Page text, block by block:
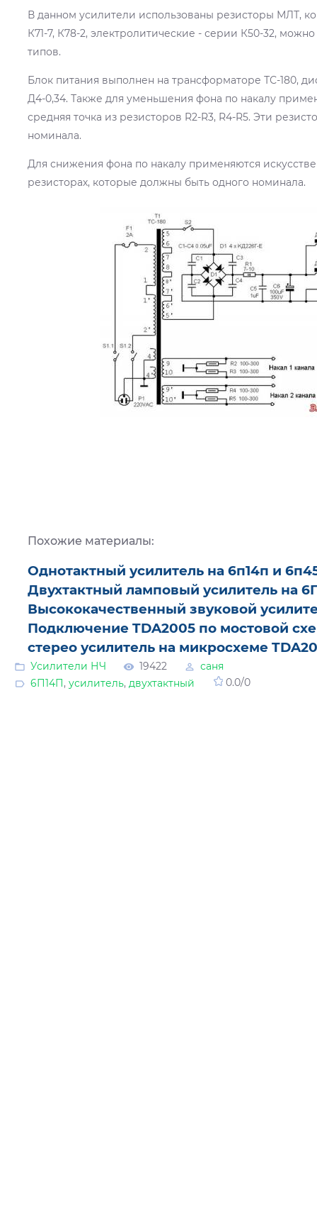
В данном усилители использованы резисторы МЛТ,
К71-7, К78-2, электролитические - серии К50-32,
типов.
Блок питания выполнен на трансформаторе ТС-180,
Д4-0,34. Также для уменьшения фона по накалу
средняя точка из резисторов R2-R3, R4-R5. Эти
номинала.
Для снижения фона по накалу применяются
резисторах, которые должны быть одного номинала.
Похожие материалы:
Однотактный усилитель на 6п14п и
Двухтактный ламповый усилитель на
Высококачественный звуковой
Подключение TDA2005 по мостовой
стерео усилитель на микросхеме
Усилители НЧ 19422
саня
6П14П, усилитель, двухтактный 0.0/0